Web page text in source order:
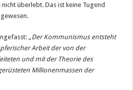
überlebt. Das ist keine Tugend
„Der Kommunismus entsteht
Arbeit der von der
und mit der Theorie des
Millionenmassen der